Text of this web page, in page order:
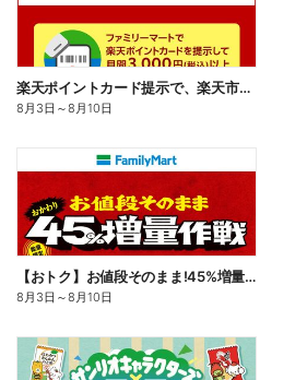
楽天ポイントカード提示で、楽天市場でのお買い物がおトクに!
8月3日 ～8月10日
【おトク】お値段そのまま!45%増量作戦!
8月3日 ～8月10日